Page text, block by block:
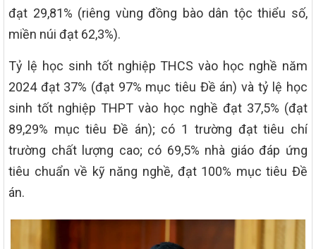
đạt 29,81% (riêng vùng đồng bào dân tộc thiểu số,
miền núi đạt 62,3%).
Tỷ lệ học sinh tốt nghiệp THCS vào học nghề năm
2024 đạt 37% (đạt 97% mục tiêu Đề án) và tỷ lệ học
sinh tốt nghiệp THPT vào học nghề đạt 37,5% (đạt
89,29% mục tiêu Đề án); có 1 trường đạt tiêu chí
trường chất lượng cao; có 69,5% nhà giáo đáp ứng
tiêu chuẩn về kỹ năng nghề, đạt 100% mục tiêu Đề
án.